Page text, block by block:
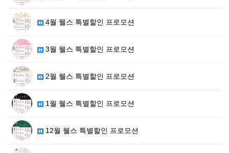
4월 웰스 특별할인 프로모션
3월 웰스 특별할인 프로모션
2월 웰스 특별할인 프로모션
1월 웰스 특별할인 프로모션
12월 웰스 특별할인 프로모션